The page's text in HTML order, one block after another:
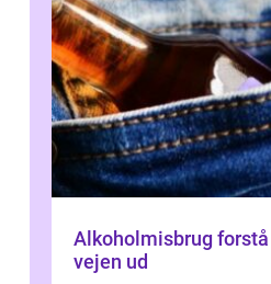
Alkoholmisbrug forstå problemet og
vejen ud